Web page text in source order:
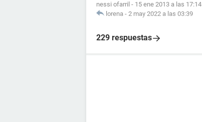
nessi ofarril - 15 ene 2013 a las 17:14
lorena - 2 may 2022 a las 03:39
229 respuestas